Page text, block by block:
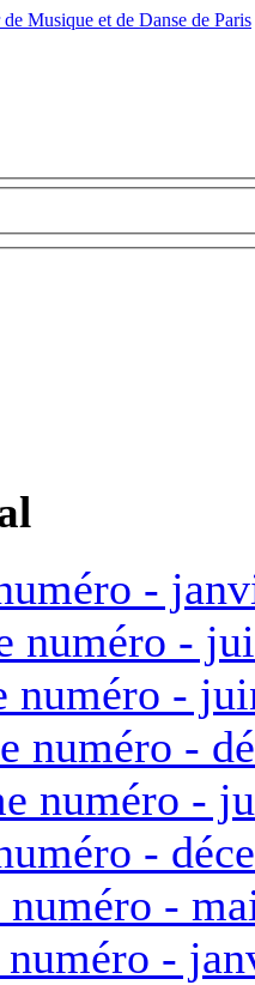
-
numéro -
numéro -
numéro -
numéro -
-
numéro -
-